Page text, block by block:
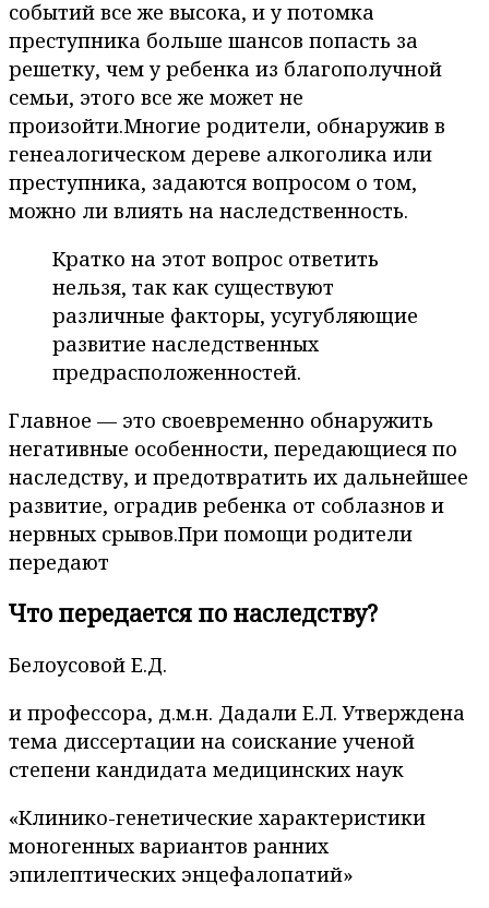
событий все же высока, и у потомка
преступника больше шансов попасть за
решетку, чем у ребенка из благополучной
семьи, этого все же может не
произойти.Многие родители, обнаружив в
генеалогическом дереве алкоголика или
преступника, задаются вопросом о том,
можно ли влиять на наследственность.
Кратко на этот вопрос ответить
нельзя, так как существуют
различные факторы, усугубляющие
развитие наследственных
предрасположенностей.
Главное — это своевременно обнаружить
негативные особенности, передающиеся по
наследству, и предотвратить их дальнейшее
развитие, оградив ребенка от соблазнов и
нервных срывов.При помощи родители
передают
Что передается по наследству?
Белоусовой Е.Д.
и профессора, д.м.н. Дадали Е.Л. Утверждена
тема диссертации на соискание ученой
степени кандидата медицинских наук
«Клинико-генетические характеристики
моногенных вариантов ранних
эпилептических энцефалопатий»